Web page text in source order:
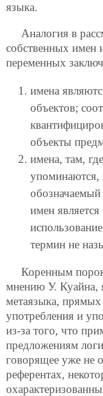
языка.
Аналогия в
собственных имен
переменных
имена
объектов;
объекты
имена, там,
упоминаются,
имен
термин не
Коренным
мнению У. Куайна,
метаязыка, прямых
употребления и
из-за того, что
предложениям
говорящее уже не
референтах,